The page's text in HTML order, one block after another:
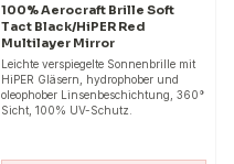
100% Aerocraft Brille Soft
Tact Black/HiPER Red
Multilayer Mirror
Leichte verspiegelte Sonnenbrille mit
HiPER Gläsern, hydrophober und
oleophober Linsenbeschichtung, 360°
Sicht, 100% UV-Schutz.